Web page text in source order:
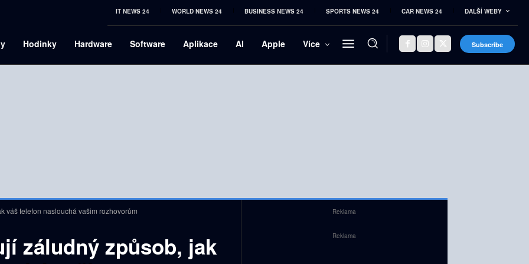
IT NEWS 24 WORLD NEWS 24 BUSINESS NEWS 24 SPORTS NEWS 24 CAR NEWS 24 DALŠÍ WEBY
Hodinky Hardware Software Aplikace AI Apple Více Subscribe
váš telefon naslouchá vašim rozhovorům
záludný způsob, jak
Reklama
Reklama